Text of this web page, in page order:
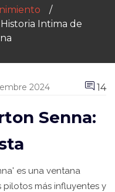
Intima de
2024 14
Senna:
es una ventana
más influyentes y